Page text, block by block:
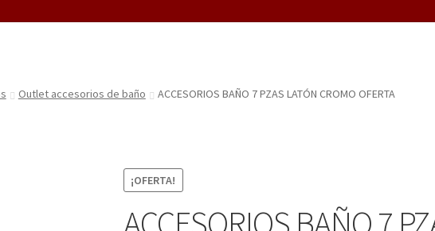
Outlet accesorios de baño ACCESORIOS BAÑO 7 PZAS LATÓN CROMO OFERTA
¡OFERTA!